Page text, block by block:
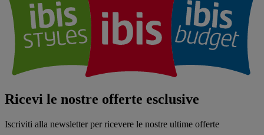
Ricevi le nostre offerte esclusive
Iscriviti alla newsletter per ricevere le nostre ultime offerte